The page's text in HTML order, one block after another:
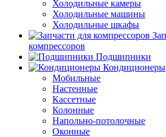
Холодильные камеры
Холодильные машины
Холодильные шкафы
компрессоров
Подшипники
Кондиционеры
Мобильные
Настенные
Кассетные
Колонные
Напольно-потолочные
Оконные